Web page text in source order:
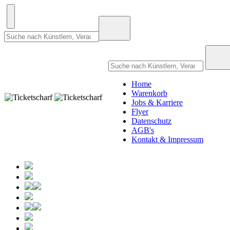
Home
Warenkorb
Jobs & Karriere
Flyer
Datenschutz
AGB's
Kontakt & Impressum